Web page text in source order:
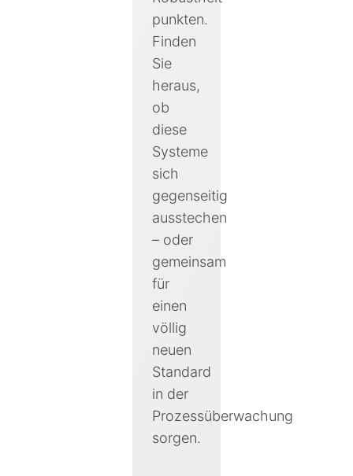
punkten.
Finden
Sie
heraus,
ob
diese
Systeme
sich
gegenseitig
ausstechen
– oder
gemeinsam
für
einen
völlig
neuen
Standard
in der
Prozessüberwachung
sorgen.